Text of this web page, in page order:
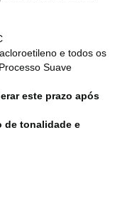
e todos os
Suave
este prazo após
de tonalidade e